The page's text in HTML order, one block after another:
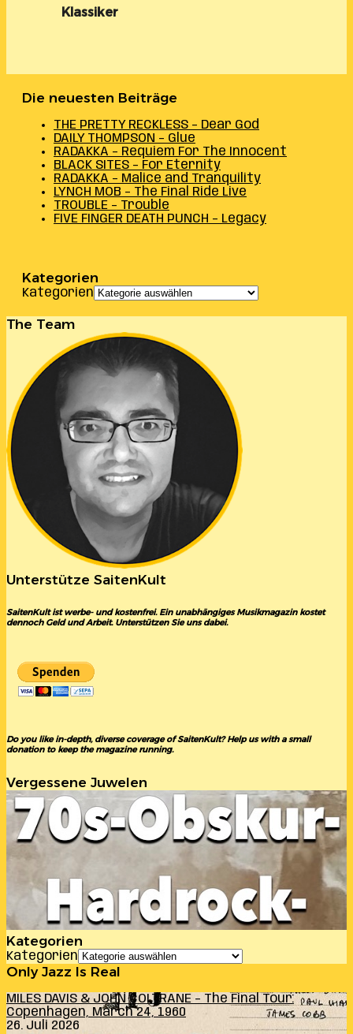
Klassiker
Die neuesten Beiträge
THE PRETTY RECKLESS – Dear God
DAILY THOMPSON – Glue
RADAKKA – Requiem For The Innocent
BLACK SITES – For Eternity
RADAKKA – Malice and Tranquility
LYNCH MOB – The Final Ride Live
TROUBLE – Trouble
FIVE FINGER DEATH PUNCH – Legacy
Kategorien
Kategorien
The Team
Unterstütze SaitenKult
SaitenKult ist werbe- und kostenfrei. Ein unabhängiges Musikmagazin kostet
dennoch Geld und Arbeit. Unterstützen Sie uns dabei.
Do you like in-depth, diverse coverage of SaitenKult? Help us with a small
donation to keep the magazine running.
Vergessene Juwelen
Kategorien
Kategorien
Only Jazz Is Real
MILES DAVIS & JOHN COLTRANE – The Final Tour:
Copenhagen, March 24, 1960
26. Juli 2026